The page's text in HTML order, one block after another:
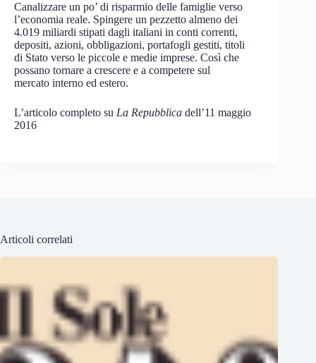
Canalizzare un po’ di risparmio delle famiglie verso
l’economia reale. Spingere un pezzetto almeno dei
4.019 miliardi stipati dagli italiani in conti correnti,
depositi, azioni, obbligazioni, portafogli gestiti, titoli
di Stato verso le piccole e medie imprese. Così che
possano tornare a crescere e a competere sul
mercato interno ed estero.
L’articolo completo su La Repubblica dell’11 maggio
2016
Articoli correlati